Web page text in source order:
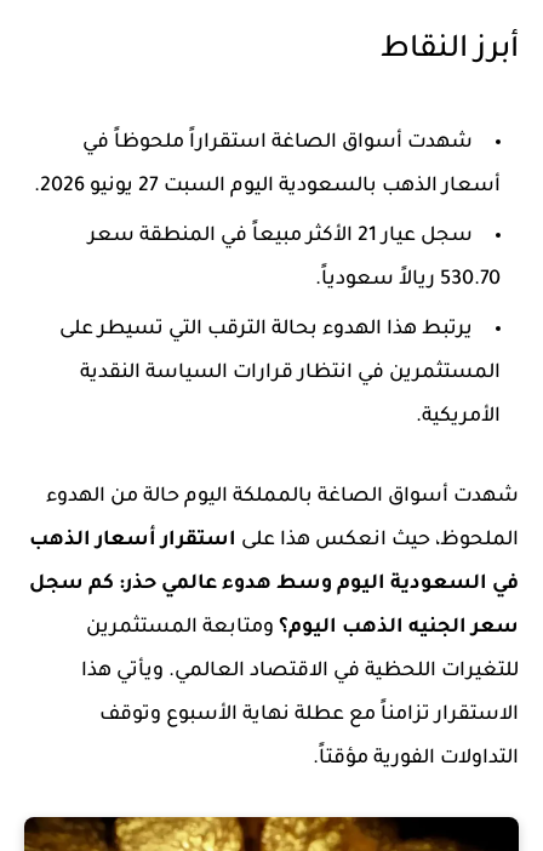
أبرز النقاط
شهدت أسواق الصاغة استقراراً ملحوظاً في
أسعار الذهب بالسعودية اليوم السبت 27 يونيو 2026.
سجل عيار 21 الأكثر مبيعاً في المنطقة سعر
530.70 ريالاً سعودياً
.
يرتبط هذا الهدوء بحالة الترقب التي تسيطر على
المستثمرين في انتظار قرارات السياسة النقدية
الأمريكية.
شهدت أسواق الصاغة بالمملكة اليوم حالة من الهدوء
الملحوظ، حيث انعكس هذا على استقرار أسعار الذهب
في السعودية اليوم وسط هدوء عالمي حذر: كم سجل
سعر الجنيه الذهب اليوم؟ ومتابعة المستثمرين
للتغيرات اللحظية في الاقتصاد العالمي. ويأتي هذا
الاستقرار تزامناً مع عطلة نهاية الأسبوع وتوقف
التداولات الفورية مؤقتاً.